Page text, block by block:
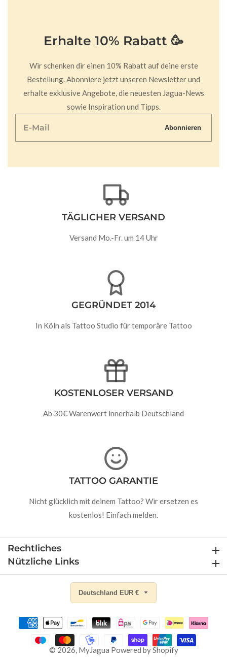
Erhalte 10% Rabatt 🥳
Wir schenken dir einen 10% Rabatt auf deine erste
Bestellung. Abonniere jetzt unseren Newsletter und
erhalte exklusive Angebote, die neuesten Jagua-News
sowie Inspiration und Tipps.
E-
Abonnieren
TÄGLICHER VERSAND
Versand Mo.-Fr. um 14 Uhr
GEGRÜNDET 2014
In Köln als Tattoo Studio für temporäre Tattoo
KOSTENLOSER VERSAND
Ab 30€ Warenwert innerhalb Deutschland
TATTOO GARANTIE
Nicht glücklich mit deinem Tattoo? Wir ersetzen es
kostenlos! Einfach melden.
Rechtliches
Nützliche Links
© 2026, MyJagua Powered by Shopify
Deutschland EUR €